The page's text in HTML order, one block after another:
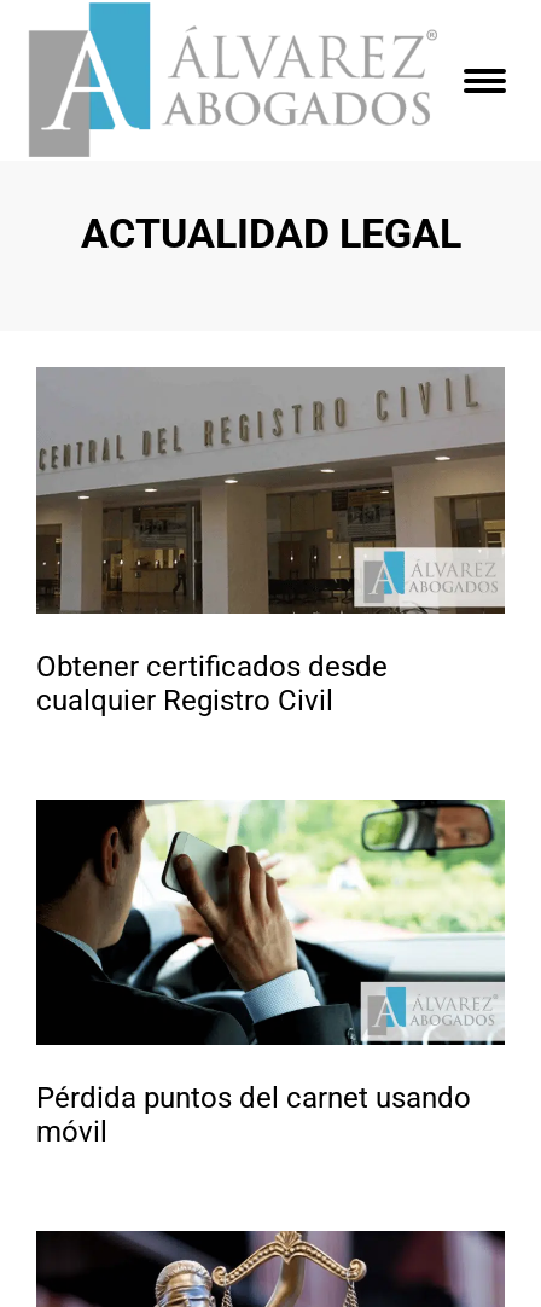
ACTUALIDAD LEGAL
Obtener certificados desde
cualquier Registro Civil
Pérdida puntos del carnet usando
móvil